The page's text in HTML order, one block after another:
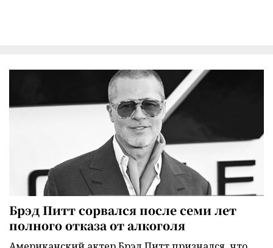
Брэд Питт сорвался после семи лет
полного отказа от алкоголя